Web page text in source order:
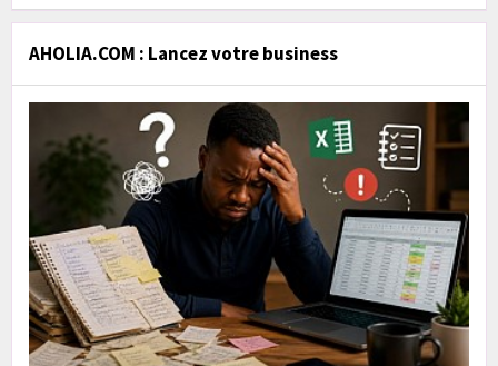
AHOLIA.COM : Lancez votre business